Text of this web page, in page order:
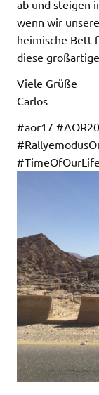
ab und steigen
wenn wir
heimische Bett
diese
Viele Grüße
Carlos
#aor17